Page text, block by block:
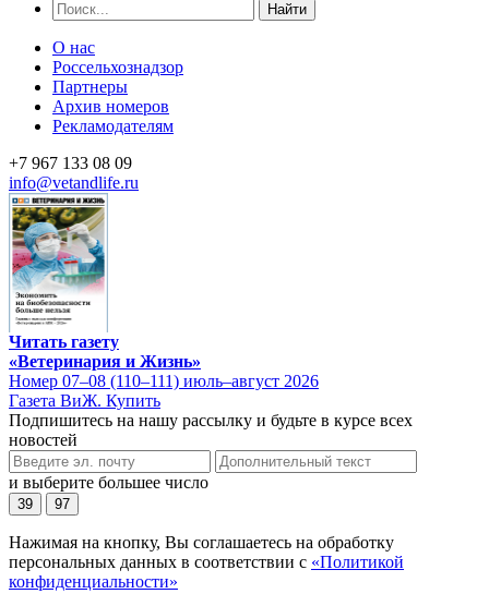
Найти
О нас
Россельхознадзор
Партнеры
Архив номеров
Рекламодателям
+7 967 133 08 09
info@vetandlife.ru
Читать газету
«Ветеринария и Жизнь»
Номер 07–08 (110–111) июль–август 2026
Газета ВиЖ. Купить
Подпишитесь на нашу рассылку и будьте в курсе всех
новостей
и выберите большее число
39 97
Нажимая на кнопку, Вы соглашаетесь на обработку
персональных данных в соответствии с «Политикой
конфиденциальности»